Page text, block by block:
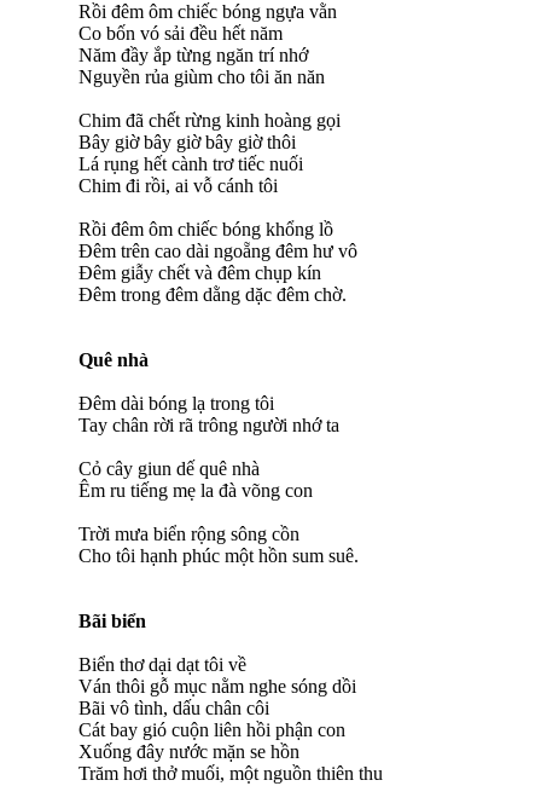
Rồi đêm ôm chiếc bóng ngựa vằn
Co bốn vó sải đều hết năm
Năm đầy ắp từng ngăn trí nhớ
Nguyền rủa giùm cho tôi ăn năn
Chim đã chết rừng kinh hoàng gọi
Bây giờ bây giờ bây giờ thôi
Lá rụng hết cành trơ tiếc nuối
Chim đi rồi, ai vỗ cánh tôi
Rồi đêm ôm chiếc bóng khổng lồ
Đêm trên cao dài ngoẵng đêm hư vô
Đêm giẫy chết và đêm chụp kín
Đêm trong đêm dằng dặc đêm chờ.
Quê nhà
Đêm dài bóng lạ trong tôi
Tay chân rời rã trông người nhớ ta
Cỏ cây giun dế quê nhà
Êm ru tiếng mẹ la đà võng con
Trời mưa biển rộng sông cồn
Cho tôi hạnh phúc một hồn sum suê.
Bãi biển
Biển thơ dại dạt tôi về
Ván thôi gỗ mục nằm nghe sóng dồi
Bãi vô tình, dấu chân côi
Cát bay gió cuộn liên hồi phận con
Xuống đây nước mặn se hồn
Trăm hơi thở muối, một nguồn thiên thu